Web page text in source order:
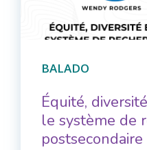
BALADO
Équité,
le système de
postsecondaire